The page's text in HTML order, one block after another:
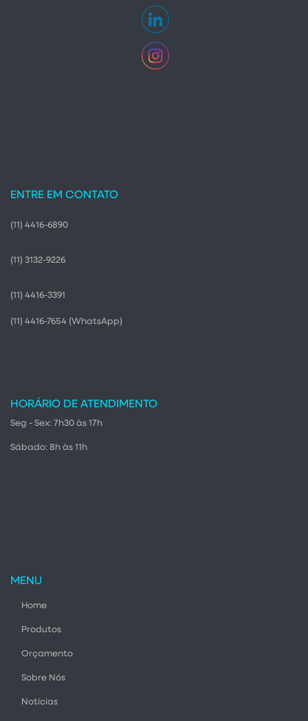
ENTRE EM CONTATO
(11) 4416-6890
(11) 3132-9226
(11) 4416-3391
(11) 4416-7654 (WhatsApp)
HORÁRIO DE ATENDIMENTO
Seg - Sex: 7h30 às 17h
Sábado: 8h às 11h
MENU
Home
Produtos
Orçamento
Sobre Nós
Notícias